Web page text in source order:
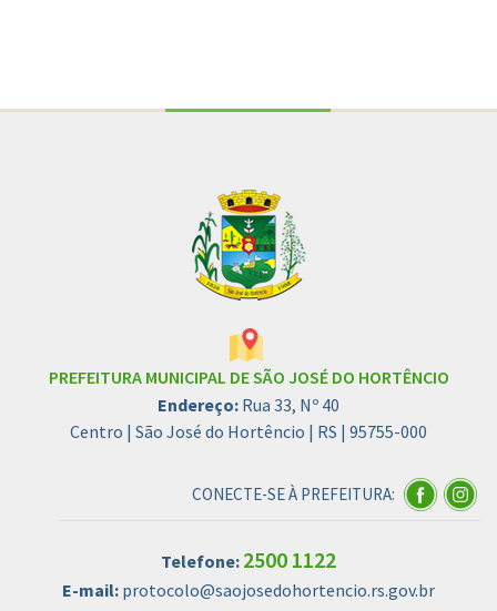
PREFEITURA MUNICIPAL DE SÃO JOSÉ DO HORTÊNCIO
Endereço: Rua 33, Nº 40
Centro | São José do Hortêncio | RS | 95755-000
CONECTE-SE À PREFEITURA:
Telefone: 2500 1122
E-mail: protocolo@saojosedohortencio.rs.gov.br